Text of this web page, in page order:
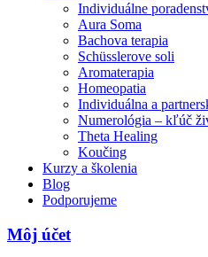
Individuálne
Aura Soma
Bachova terapia
Schüsslerove soli
Aromaterapia
Homeopatia
Individuálna a
Numerológia – kľúč
Theta Healing
Koučing
Kurzy a školenia
Blog
Podporujeme
Môj účet